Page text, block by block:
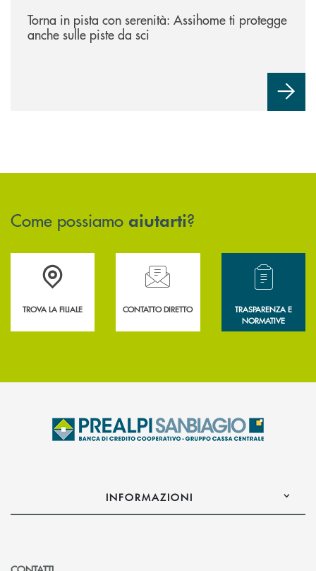
Torna in pista con serenità: Assihome ti protegge
anche sulle piste da sci
Come possiamo aiutarti?
Accedi all' elenco completo delle filiali .
TROVA LA FILIALE
Hai bisogno di assistenza immediata?
CONTATTO DIRETTO
Hai bisogno di
TRASPARENZA E
NORMATIVE
INFORMAZIONI